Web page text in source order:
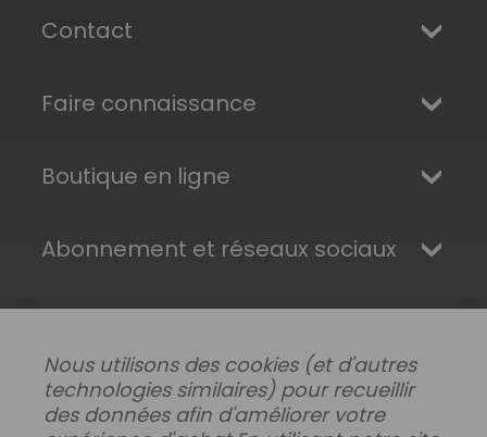
Contact
Faire connaissance
Boutique en ligne
Abonnement et réseaux sociaux
Nous utilisons des cookies (et d'autres
technologies similaires) pour recueillir
des données afin d'améliorer votre